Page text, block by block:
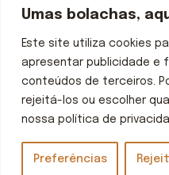
Umas bolachas,
Este site utiliza cookies
apresentar publicidade e
conteúdos de terceiros.
rejeitá-los ou escolher
nossa política de
Preferências